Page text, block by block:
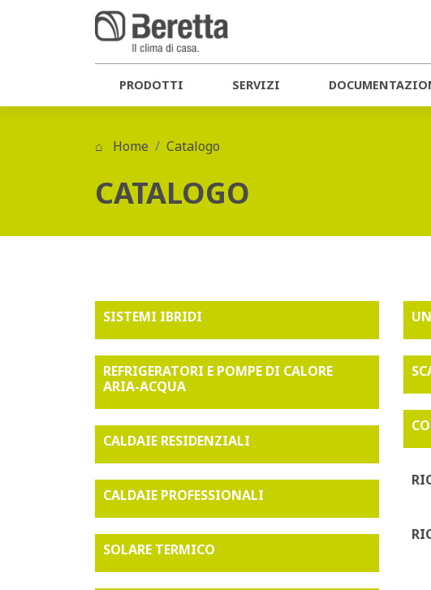
PRODOTTI SERVIZI
Home Catalogo
CATALOGO
SISTEMI IBRIDI
REFRIGERATORI E POMPE DI CALORE
ARIA-ACQUA
CALDAIE RESIDENZIALI
CALDAIE PROFESSIONALI
SOLARE TERMICO